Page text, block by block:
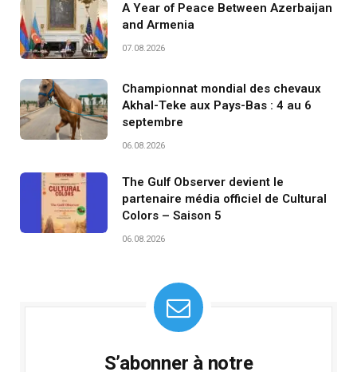
A Year of Peace Between Azerbaijan
and Armenia
07.08.2026
Championnat mondial des chevaux
Akhal-Teke aux Pays-Bas : 4 au 6
septembre
06.08.2026
The Gulf Observer devient le
partenaire média officiel de Cultural
Colors – Saison 5
06.08.2026
S’abonner à notre